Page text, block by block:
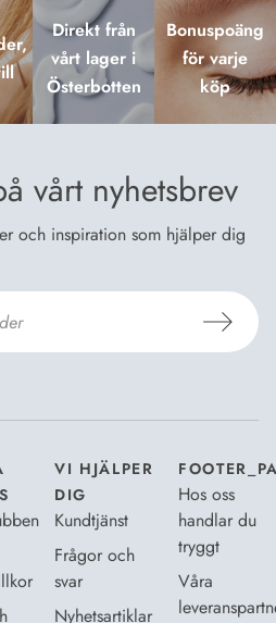
Direkt från
vårt lager i
Österbotten
Bonuspoäng
för varje
köp
vårt nyhetsbrev
och inspiration som hjälper dig
VI HJÄLPER
DIG
Kundtjänst
Frågor och
svar
Nyhetsartiklar
Hos oss
handlar du
tryggt
Våra